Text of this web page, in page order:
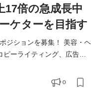
17倍の急成長中
ケターを目指す
ンを募集！ 美容・ヘ
ーライティング、広告運
容スキン
グ設定 ・商品の魅力を伝
0